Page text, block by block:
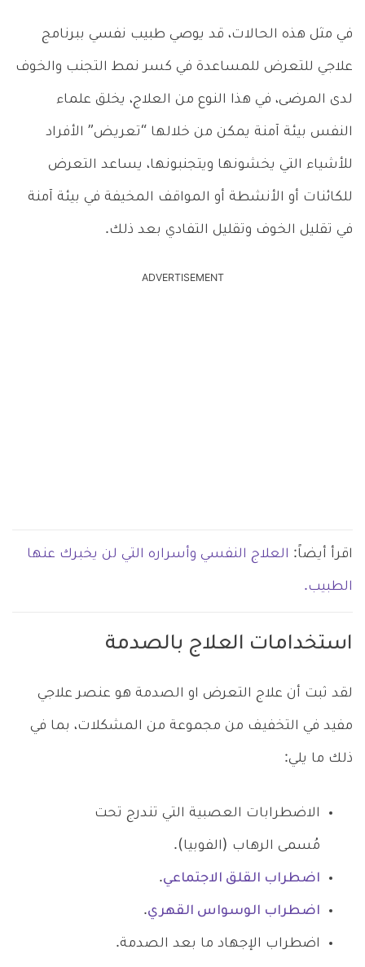
في مثل هذه الحالات، قد يوصي طبيب نفسي ببرنامج
علاجي للتعرض للمساعدة في كسر نمط التجنب والخوف
لدى المرضى، في هذا النوع من العلاج، يخلق علماء
النفس بيئة آمنة يمكن من خلالها “تعريض” الأفراد
للأشياء التي يخشونها ويتجنبونها، يساعد التعرض
للكائنات أو الأنشطة أو المواقف المخيفة في بيئة آمنة
في تقليل الخوف وتقليل التفادي بعد ذلك.
ADVERTISEMENT
اقرأ أيضاً: العلاج النفسي وأسراره التي لن يخبرك عنها
الطبيب.
استخدامات العلاج بالصدمة
لقد ثبت أن علاج التعرض او الصدمة هو عنصر علاجي
مفيد في التخفيف من مجموعة من المشكلات، بما في
ذلك ما يلي:
الاضطرابات العصبية التي تندرج تحت
مُسمى الرهاب (الفوبيا).
اضطراب القلق الاجتماعي.
اضطراب الوسواس القهري.
اضطراب الإجهاد ما بعد الصدمة.